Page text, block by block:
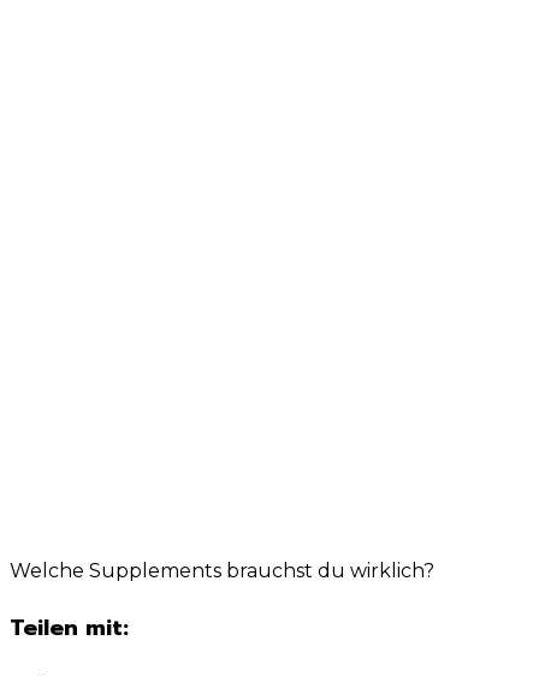
Welche Supplements brauchst du wirklich?
Teilen mit: